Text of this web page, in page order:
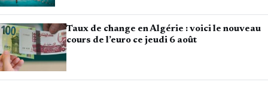
Taux de change en Algérie : voici le nouveau
cours de l’euro ce jeudi 6 août